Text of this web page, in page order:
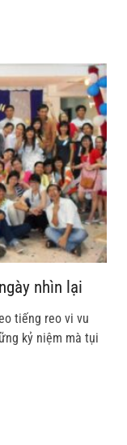
nhìn lại
tiếng reo vi vu
kỷ niệm mà tụi